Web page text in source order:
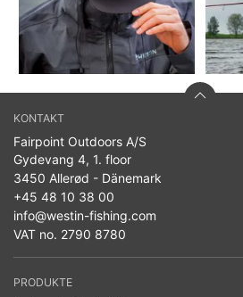
KONTAKT
Fairpoint Outdoors A/S
Gydevang 4, 1. floor
3450 Allerød - Dänemark
+45 48 10 38 00
info@westin-fishing.com
VAT no. 2790 8780
PRODUKTE